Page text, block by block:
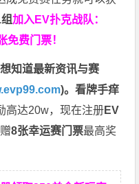
加入EV扑克战队：
免费门票！
想知道最新资讯与赛
)。看牌手痒
高达20w，现在注册EV
8张幸运赛门票最高奖